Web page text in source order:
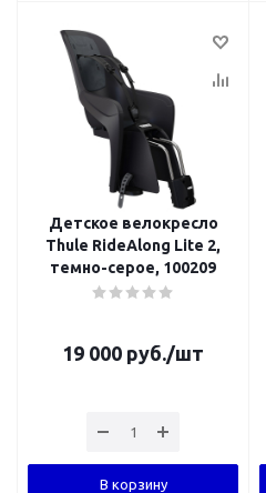
Детское велокресло
Thule RideAlong Lite 2,
темно-серое, 100209
19 000 руб./шт
В корзину